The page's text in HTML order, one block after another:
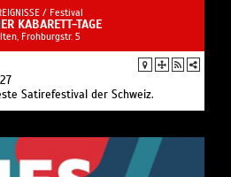
/ Festival
KABARETT-TAGE
Frohburgstr. 5
Satirefestival der Schweiz.